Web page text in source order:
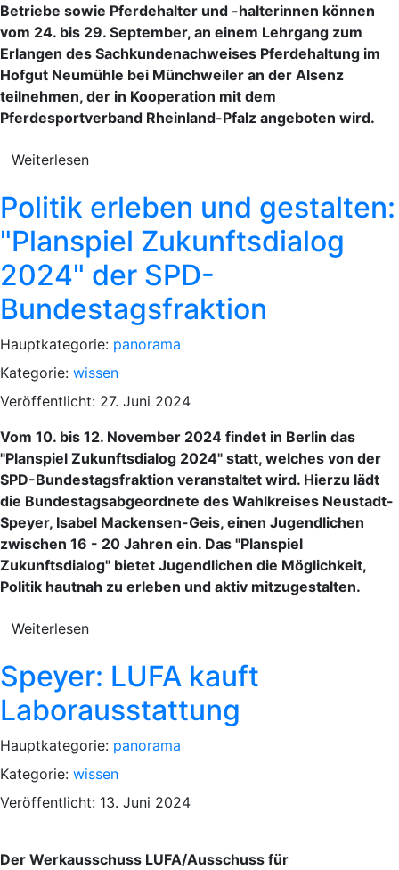
Betriebe sowie Pferdehalter und -halterinnen können
vom 24. bis 29. September, an einem Lehrgang zum
Erlangen des Sachkundenachweises Pferdehaltung im
Hofgut Neumühle bei Münchweiler an der Alsenz
teilnehmen, der in Kooperation mit dem
Pferdesportverband Rheinland-Pfalz angeboten wird.
Weiterlesen
Politik erleben und gestalten:
"Planspiel Zukunftsdialog
2024" der SPD-
Bundestagsfraktion
Hauptkategorie: panorama
Kategorie: wissen
Veröffentlicht: 27. Juni 2024
Vom 10. bis 12. November 2024 findet in Berlin das
"Planspiel Zukunftsdialog 2024" statt, welches von der
SPD-Bundestagsfraktion veranstaltet wird. Hierzu lädt
die Bundestagsabgeordnete des Wahlkreises Neustadt-
Speyer, Isabel Mackensen-Geis, einen Jugendlichen
zwischen 16 - 20 Jahren ein. Das "Planspiel
Zukunftsdialog" bietet Jugendlichen die Möglichkeit,
Politik hautnah zu erleben und aktiv mitzugestalten.
Weiterlesen
Speyer: LUFA kauft
Laborausstattung
Hauptkategorie: panorama
Kategorie: wissen
Veröffentlicht: 13. Juni 2024
Der Werkausschuss LUFA/Ausschuss für